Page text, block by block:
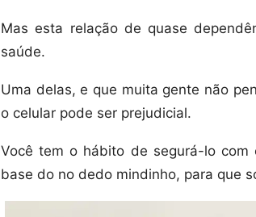
Mas esta relação de quase
saúde.
Uma delas, e que muita gente não
o celular pode ser prejudicial.
Você tem o hábito de segurá-lo
base do no dedo mindinho, para que